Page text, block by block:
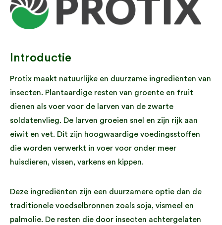
Introductie
Protix maakt natuurlijke en duurzame ingrediënten van
insecten. Plantaardige resten van groente en fruit
dienen als voer voor de larven van de zwarte
soldatenvlieg. De larven groeien snel en zijn rijk aan
eiwit en vet. Dit zijn hoogwaardige voedingsstoffen
die worden verwerkt in voer voor onder meer
huisdieren, vissen, varkens en kippen.
Deze ingrediënten zijn een duurzamere optie dan de
traditionele voedselbronnen zoals soja, vismeel en
palmolie. De resten die door insecten achtergelaten